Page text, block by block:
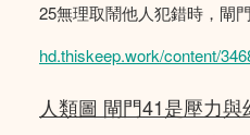
25無理取鬧他人犯錯時，閘
hd.thiskeep.work/content/
人類圖 閘門41是壓力